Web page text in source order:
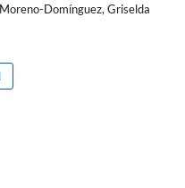
Domínguez, Griselda